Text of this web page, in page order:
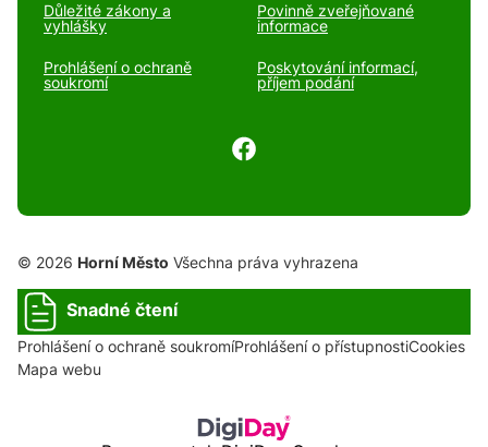
Důležité zákony a
vyhlášky
Povinně zveřejňované
informace
Prohlášení o ochraně
soukromí
Poskytování informací,
příjem podání
© 2026 Horní Město Všechna práva vyhrazena
Snadné čtení
Prohlášení o ochraně soukromíProhlášení o přístupnostiCookies
Mapa webu